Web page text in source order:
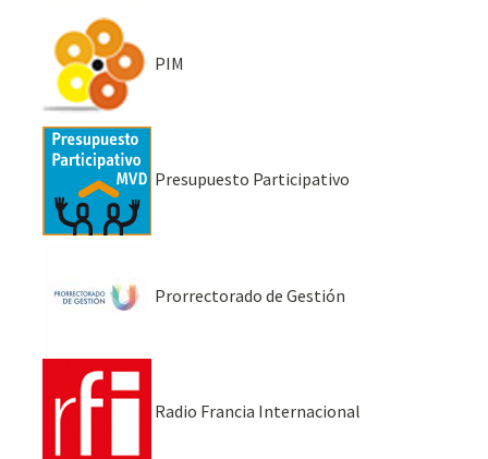
PIM
Presupuesto Participativo
Prorrectorado de Gestión
Radio Francia Internacional